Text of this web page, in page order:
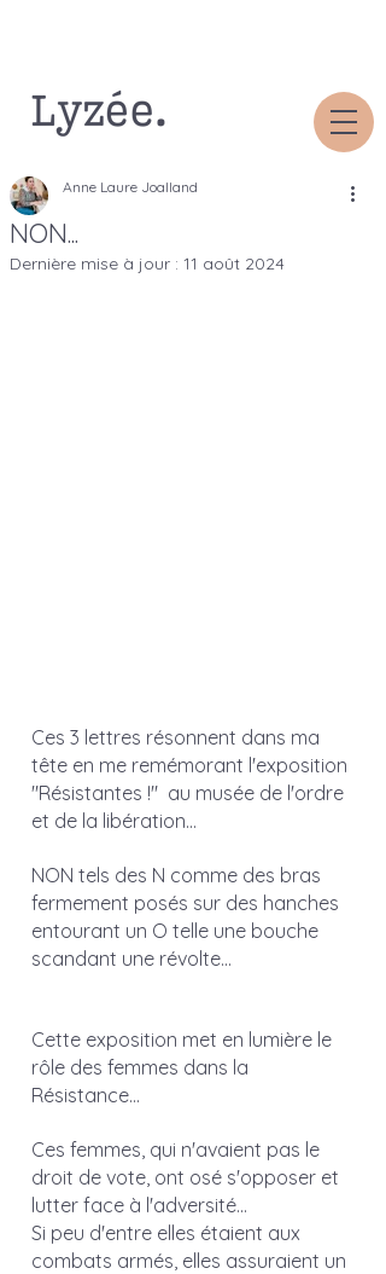
NON...
Anne Laure Joalland
Dernière mise à jour : 11 août 2024
Ces 3 lettres résonnent dans ma
tête en me remémorant l'exposition
"Résistantes !"  au musée de l'ordre
et de la libération...
NON tels des N comme des bras
fermement posés sur des hanches
entourant un O telle une bouche
scandant une révolte...
Cette exposition met en lumière le
rôle des femmes dans la
Résistance...
Ces femmes, qui n'avaient pas le
droit de vote, ont osé s'opposer et
lutter face à l'adversité...
Si peu d'entre elles étaient aux
combats armés, elles assuraient un